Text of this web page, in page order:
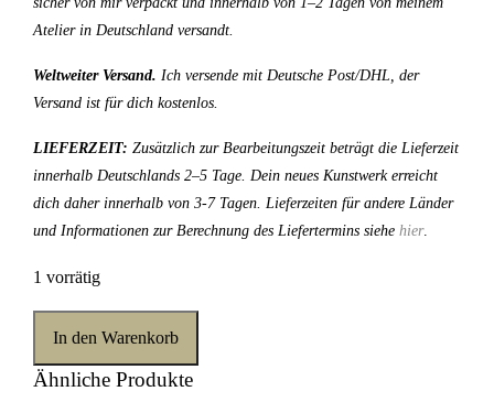
Atelier in Deutschland versandt.
Weltweiter Versand. Ich versende mit Deutsche Post/DHL, der
Versand ist für dich kostenlos.
LIEFERZEIT: Zusätzlich zur Bearbeitungszeit beträgt die Lieferzeit
innerhalb Deutschlands 2–5 Tage. Dein neues Kunstwerk erreicht
dich daher innerhalb von 3-7 Tagen. Lieferzeiten für andere Länder
und Informationen zur Berechnung des Liefertermins siehe hier.
1 vorrätig
In den Warenkorb
Ähnliche Produkte